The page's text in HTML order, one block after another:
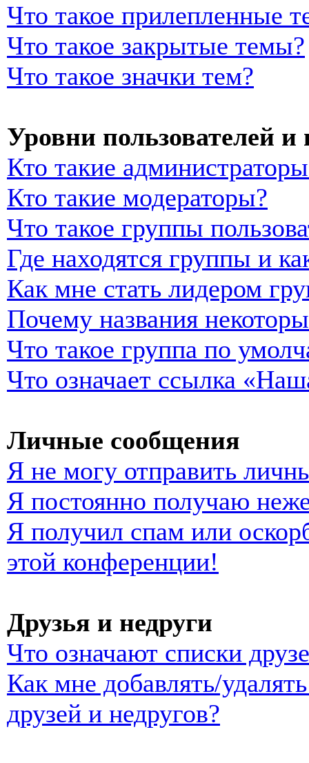
Что такое прилепленные
Что такое закрытые темы?
Что такое значки тем?
Уровни пользователей
Кто такие
Кто такие модераторы?
Что такое группы
Где находятся группы и
Как мне стать лидером
Почему названия
Что такое группа по
Что означает ссылка
Личные сообщения
Я не могу отправить
Я постоянно получаю
Я получил спам или
этой конференции!
Друзья и недруги
Что означают списки
Как мне добавлять/
друзей и недругов?